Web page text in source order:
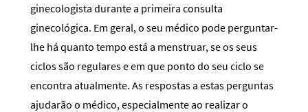
ginecologista durante a primeira consulta
ginecológica. Em geral, o seu médico pode perguntar-
lhe há quanto tempo está a menstruar, se os seus
ciclos são regulares e em que ponto do seu ciclo se
encontra atualmente. As respostas a estas perguntas
ajudarão o médico, especialmente ao realizar o